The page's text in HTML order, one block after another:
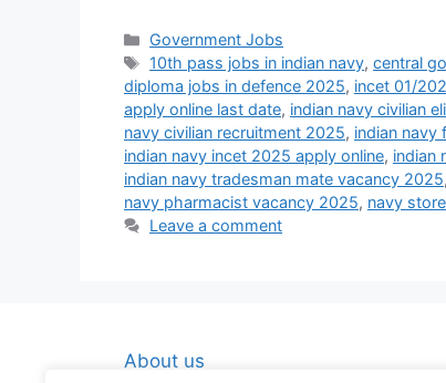
Categories
Government Jobs
Tags
10th pass jobs in indian navy,central
diploma jobs in defence 2025, incet 01/
apply online last date, indian navy civilian
navy civilian recruitment 2025, indian navy
indian navy incet 2025 apply online, indian
indian navy tradesman mate vacancy 2025,
navy pharmacist vacancy 2025, navy
Leave a comment
About us